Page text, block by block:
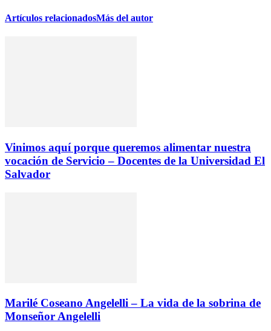
Artículos relacionadosMás del autor
Vinimos aquí porque queremos alimentar nuestra
vocación de Servicio – Docentes de la Universidad El
Salvador
Marilé Coseano Angelelli – La vida de la sobrina de
Monseñor Angelelli